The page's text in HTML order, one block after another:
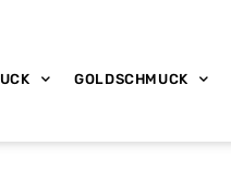
GOLDSCHMUCK